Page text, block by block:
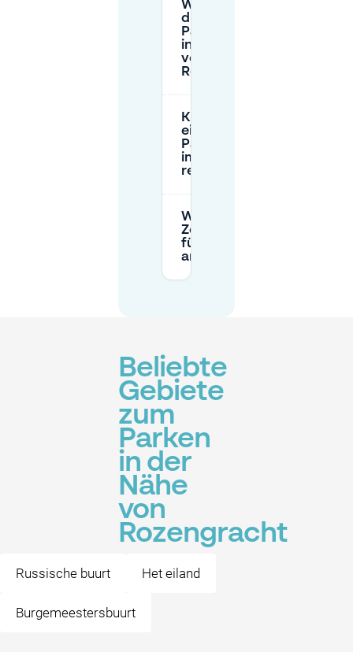
Wie hoch sind
die
Parkgebühren
in der Nähe
von
Rozengracht?
Kann ich
einen
Parkplatz
im Voraus
reservieren?
Was sind die
Zeitbeschränkungen
für Straßenparken
an der Rozengracht?
Beliebte
Gebiete
zum
Parken
in der
Nähe
von
Rozengracht
Russische buurt Het eiland
Burgemeestersbuurt